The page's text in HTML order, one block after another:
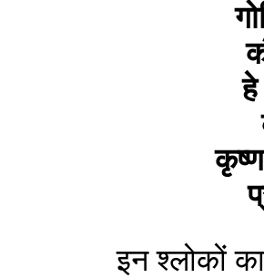
इन श्लोकों